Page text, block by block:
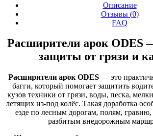
Описание
Отзывы (0)
FAQ
Расширители арок ODES
защиты от грязи и
Расширители арок ODES— это
багги, который помогает защитить
кузов техники от грязи, воды, песка,
летящих из-под колёс. Такая доработка
езде по лесным дорогам, полям,
разбитым внедорожным